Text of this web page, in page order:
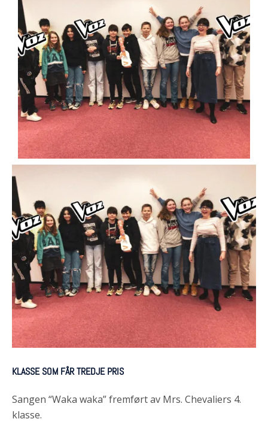
KLASSE SOM FÅR TREDJE PRIS
Sangen “Waka waka” fremført av Mrs. Chevaliers 4.
klasse.